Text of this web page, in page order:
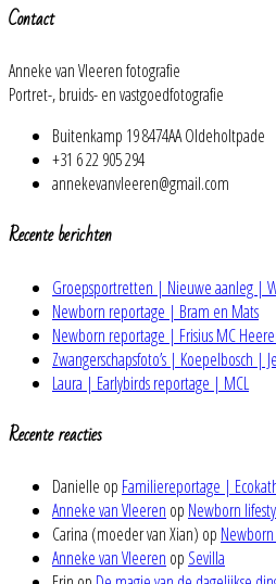
Contact
Anneke van Vleeren fotografie
Portret-, bruids- en vastgoedfotografie
Buitenkamp 19 8474AA Oldeholtpade
+31 6 22 905 294
annekevanvleeren@gmail.com
Recente berichten
Groepsportretten | Nieuwe aanleg |
Newborn reportage | Bram en Mats
Newborn reportage | Frisius MC
Zwangerschapsfoto’s | Koepelbosch |
Laura | Earlybirds reportage | MCL
Recente reacties
Danielle op Familiereportage |
Anneke van Vleeren op Newborn
Carina (moeder van Xian) op
Anneke van Vleeren op Sevilla